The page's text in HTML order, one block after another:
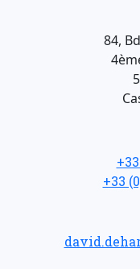
84,
+33